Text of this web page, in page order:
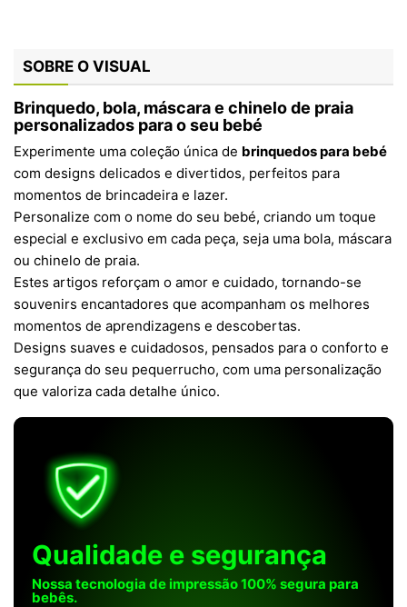
SOBRE O VISUAL
Brinquedo, bola, máscara e chinelo de praia
personalizados para o seu bebé
Experimente uma coleção única de brinquedos para bebé
com designs delicados e divertidos, perfeitos para
momentos de brincadeira e lazer.
Personalize com o nome do seu bebé, criando um toque
especial e exclusivo em cada peça, seja uma bola, máscara
ou chinelo de praia.
Estes artigos reforçam o amor e cuidado, tornando-se
souvenirs encantadores que acompanham os melhores
momentos de aprendizagens e descobertas.
Designs suaves e cuidadosos, pensados para o conforto e
segurança do seu pequerrucho, com uma personalização
que valoriza cada detalhe único.
Qualidade e segurança
Nossa tecnologia de impressão 100% segura para
bebês.